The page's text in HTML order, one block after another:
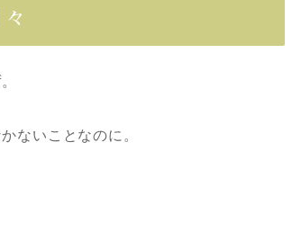
ないことなのに。